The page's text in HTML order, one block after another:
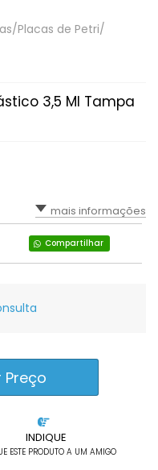
Placas de Petri/
3,5 Ml Tampa
mais informações
Compartilhar
INDIQUE
ESTE PRODUTO A UM AMIGO